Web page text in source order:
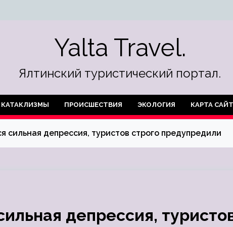
Yalta Travel.
Ялтинский туристический портал.
КАТАКЛИЗМЫ ПРОИСШЕСТВИЯ ЭКОЛОГИЯ КАРТА
сильная депрессия, туристов строго предупредили
депрессия,